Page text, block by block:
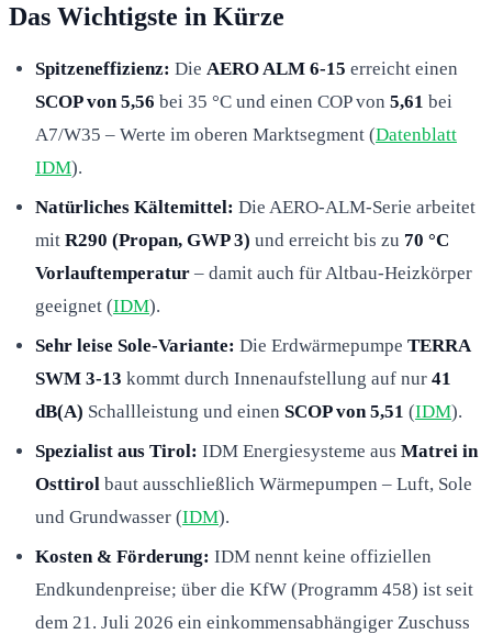
Das Wichtigste in Kürze
Spitzeneffizienz: Die AERO ALM 6-15 erreicht einen
SCOP von 5,56 bei 35 °C und einen COP von 5,61 bei
A7/W35 – Werte im oberen Marktsegment (Datenblatt
IDM).
Natürliches Kältemittel: Die AERO-ALM-Serie arbeitet
mit R290 (Propan, GWP 3) und erreicht bis zu 70 °C
Vorlauftemperatur – damit auch für Altbau-Heizkörper
geeignet (IDM).
Sehr leise Sole-Variante: Die Erdwärmepumpe TERRA
SWM 3-13 kommt durch Innenaufstellung auf nur 41
dB(A) Schallleistung und einen SCOP von 5,51 (IDM).
Spezialist aus Tirol: IDM Energiesysteme aus Matrei in
Osttirol baut ausschließlich Wärmepumpen – Luft, Sole
und Grundwasser (IDM).
Kosten & Förderung: IDM nennt keine offiziellen
Endkundenpreise; über die KfW (Programm 458) ist seit
dem 21. Juli 2026 ein einkommensabhängiger Zuschuss